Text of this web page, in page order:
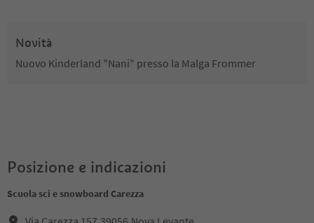
Novità
Nuovo Kinderland "Nani" presso la Malga Frommer
Posizione e indicazioni
Scuola sci e snowboard Carezza